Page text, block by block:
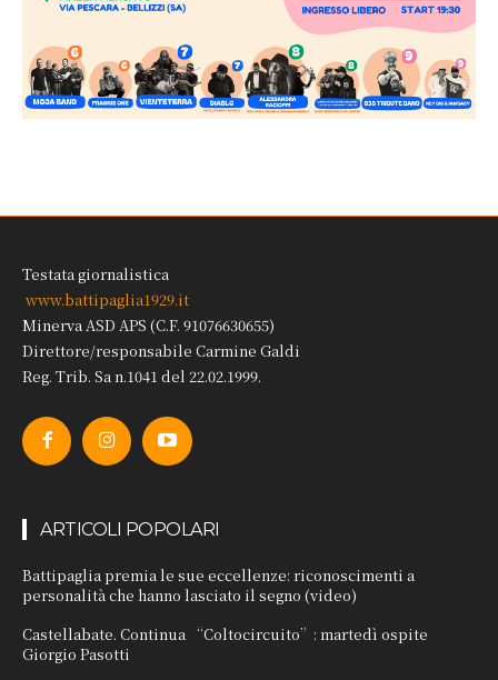
Testata giornalistica
www.battipaglia1929.it
Minerva ASD APS (C.F. 91076630655)
Direttore/responsabile Carmine Galdi
Reg. Trib. Sa n.1041 del 22.02.1999.
ARTICOLI POPOLARI
Battipaglia premia le sue eccellenze: riconoscimenti a
personalità che hanno lasciato il segno (video)
Castellabate. Continua “Coltocircuito”: martedì ospite
Giorgio Pasotti